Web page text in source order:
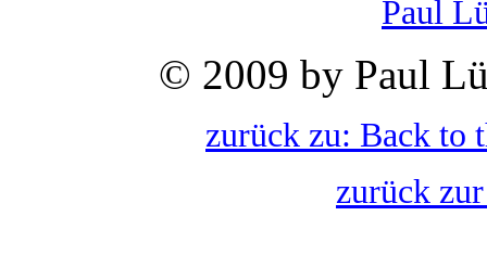
Paul
© 2009 by Paul
zurück zu: Back to
zurück